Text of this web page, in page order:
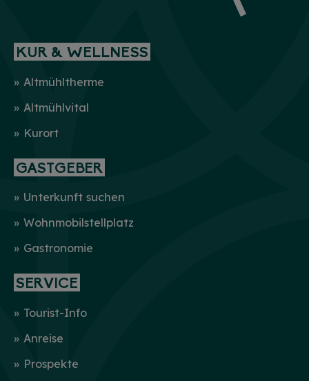
KUR & WELLNESS
Altmühltherme
Altmühlvital
Kurort
GASTGEBER
Unterkunft suchen
Wohnmobilstellplatz
Gastronomie
SERVICE
Tourist-Info
Anreise
Prospekte